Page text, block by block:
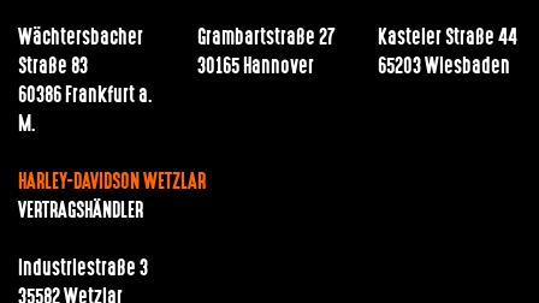
Wächtersbacher
Straße 83
60386 Frankfurt a.
M.
Grambartstraße 27
30165 Hannover
Kasteler Straße 44
65203 Wiesbaden
HARLEY-DAVIDSON WETZLAR
VERTRAGSHÄNDLER
Industriestraße 3